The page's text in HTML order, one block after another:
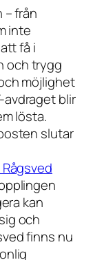
– från
inte
få i
och trygg
möjlighet
avdraget blir
lösta.
slutar
kan
och
finns nu